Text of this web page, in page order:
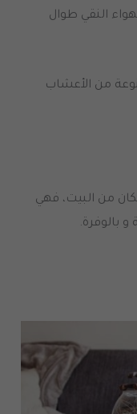
النقي طوال
من الأعشاب
من البيت، فهي
بالوفرة.